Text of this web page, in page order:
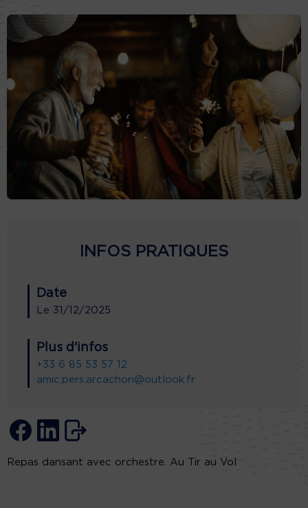
INFOS PRATIQUES
Date
Le 31/12/2025
Plus d'infos
+33 6 85 53 57 12
amic.pers.arcachon@outlook.fr
Repas dansant avec orchestre. Au Tir au Vol